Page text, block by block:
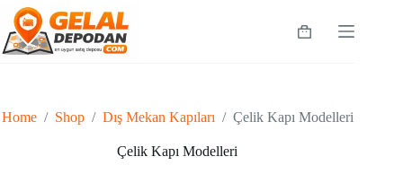
Skip
content
Shopping
Home / Shop / Dış Mekan Kapıları / Çelik Kapı Modelleri
Çelik Kapı Modelleri